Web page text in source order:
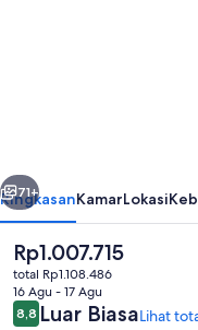
Berikutnya
71+
RingkasanKamarLokasi
Harga
saat
ini
Rp1.007.715
Rp1.007.715
total Rp1.108.486
16 Agu - 17 Agu
Ulasan
8,88,8 dari 10
Luar BiasaLihat